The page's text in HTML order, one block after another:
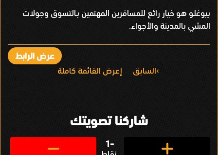
بيوغلو هو خيار رائع للمسافرين المهتمين بـالتسوق وجولات
المشي بالمدينة والأجواء.
عرض الرابط
السابق إعرض القائمة كاملة
شاركنا تصويتك
-1